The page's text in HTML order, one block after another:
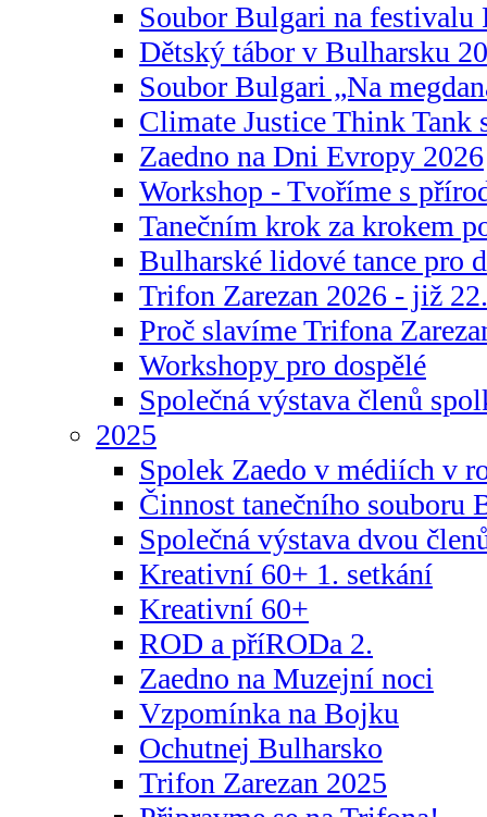
Soubor Bulgari na festivalu
Dětský tábor v Bulharsku
Soubor Bulgari „Na
Climate Justice Think Tank
Zaedno na Dni Evropy 2026
Workshop - Tvoříme s
Tanečním krok za krokem
Bulharské lidové tance pro
Trifon Zarezan 2026 - již
Proč slavíme Trifona
Workshopy pro dospělé
Společná výstava členů
2025
Spolek Zaedo v médiích v
Činnost tanečního souboru
Společná výstava dvou
Kreativní 60+ 1. setkání
Kreativní 60+
ROD a příRODa 2.
Zaedno na Muzejní noci
Vzpomínka na Bojku
Ochutnej Bulharsko
Trifon Zarezan 2025